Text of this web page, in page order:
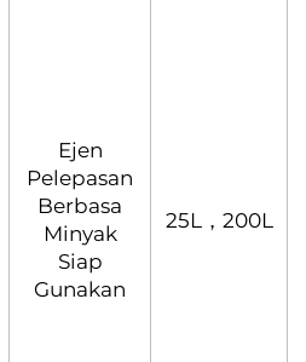
Ejen
Pelepasan
Berbasa
Minyak
Siap
Gunakan
25L，200L